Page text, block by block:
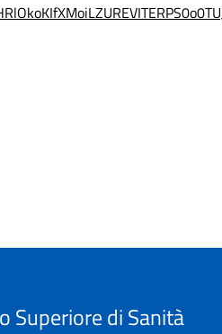
Superiore di Sanità